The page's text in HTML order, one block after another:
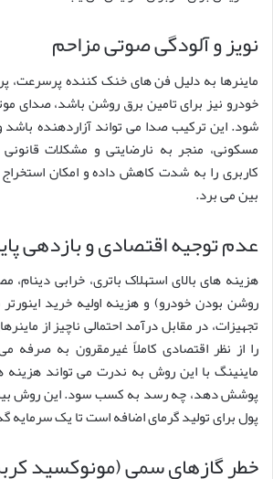
نویز و آلودگی صوتی مزاحم
ماینرها به دلیل فن های خنک کننده پرسرعت،
خودرو نیز برای تامین برق روشن باشد، صدای
شود. این ترکیب صدا می تواند آزاردهنده
مسکونی، منجر به نارضایتی و مشکلات
کاربری را به شدت کاهش داده و امکان استخراج
بین می برد.
عدم توجیه اقتصادی و بازدهی
هزینه های بالای استهلاک باتری، خرابی
روشن بودن خودرو) و هزینه اولیه خرید
تجهیزات، در مقابل درآمد احتمالی ناچیز از
را از نظر اقتصادی کاملاً غیرمقرون به صرفه
ماینینگ با این روش به ندرت می تواند هزینه
پوشش دهد، چه رسد به کسب سود. این روش
پول برای تولید گرمای اضافه است تا یک سرمایه
خطر گازهای سمی (مونوکسید